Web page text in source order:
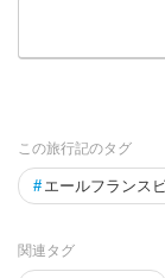
この旅行記のタグ
# エールフランス
関連タグ